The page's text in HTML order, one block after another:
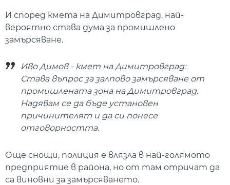
И според кмета на Димитровград, най-
вероятно става дума за промишлено
замърсяване.
Иво Димов - кмет на Димитровград:
Става въпрос за залпово замърсяване от
промишлената зона на Димитровград.
Надявам се да бъде установен
причинителят и да си понесе
отговорността.
Още снощи, полиция е влязла в най-голямото
предприятие в района, но от там отричат да
са виновни за замърсяването.